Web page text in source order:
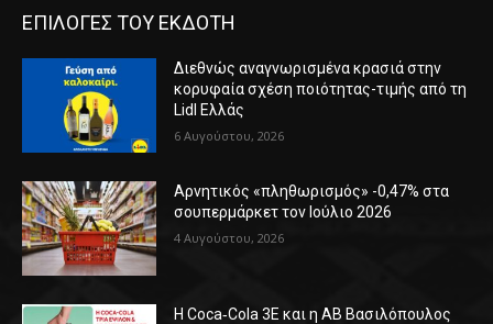
ΕΠΙΛΟΓΕΣ ΤΟΥ ΕΚΔΟΤΗ
Διεθνώς αναγνωρισμένα κρασιά στην
κορυφαία σχέση ποιότητας-τιμής από τη
Lidl Ελλάς
6 Αυγούστου, 2026
Αρνητικός «πληθωρισμός» -0,47% στα
σουπερμάρκετ τον Ιούλιο 2026
4 Αυγούστου, 2026
Η Coca‑Cola 3E και η ΑΒ Βασιλόπουλος